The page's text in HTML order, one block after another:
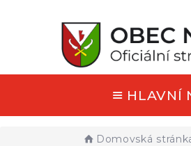
HLAVNÍ
Domovská